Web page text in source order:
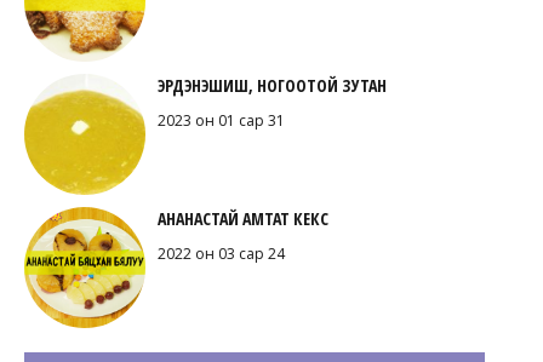
ЭРДЭНЭШИШ, НОГООТОЙ ЗУТАН
2023 он 01 сар 31
АНАНАСТАЙ АМТАТ КЕКС
2022 он 03 сар 24